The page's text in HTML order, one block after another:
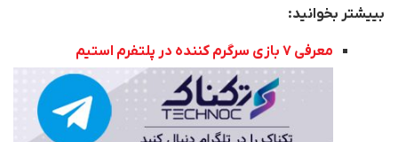
بییشتر بخوانید:
معرفی ۷ بازی سرگرم کننده در پلتفرم استیم